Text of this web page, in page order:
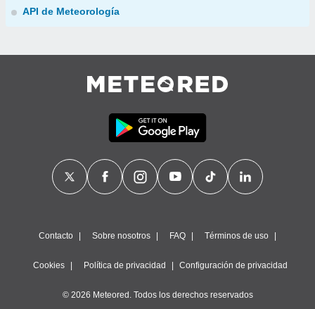
API de Meteorología
Contacto Sobre nosotros FAQ Términos de uso
Cookies Política de privacidad Configuración de privacidad
© 2026 Meteored. Todos los derechos reservados